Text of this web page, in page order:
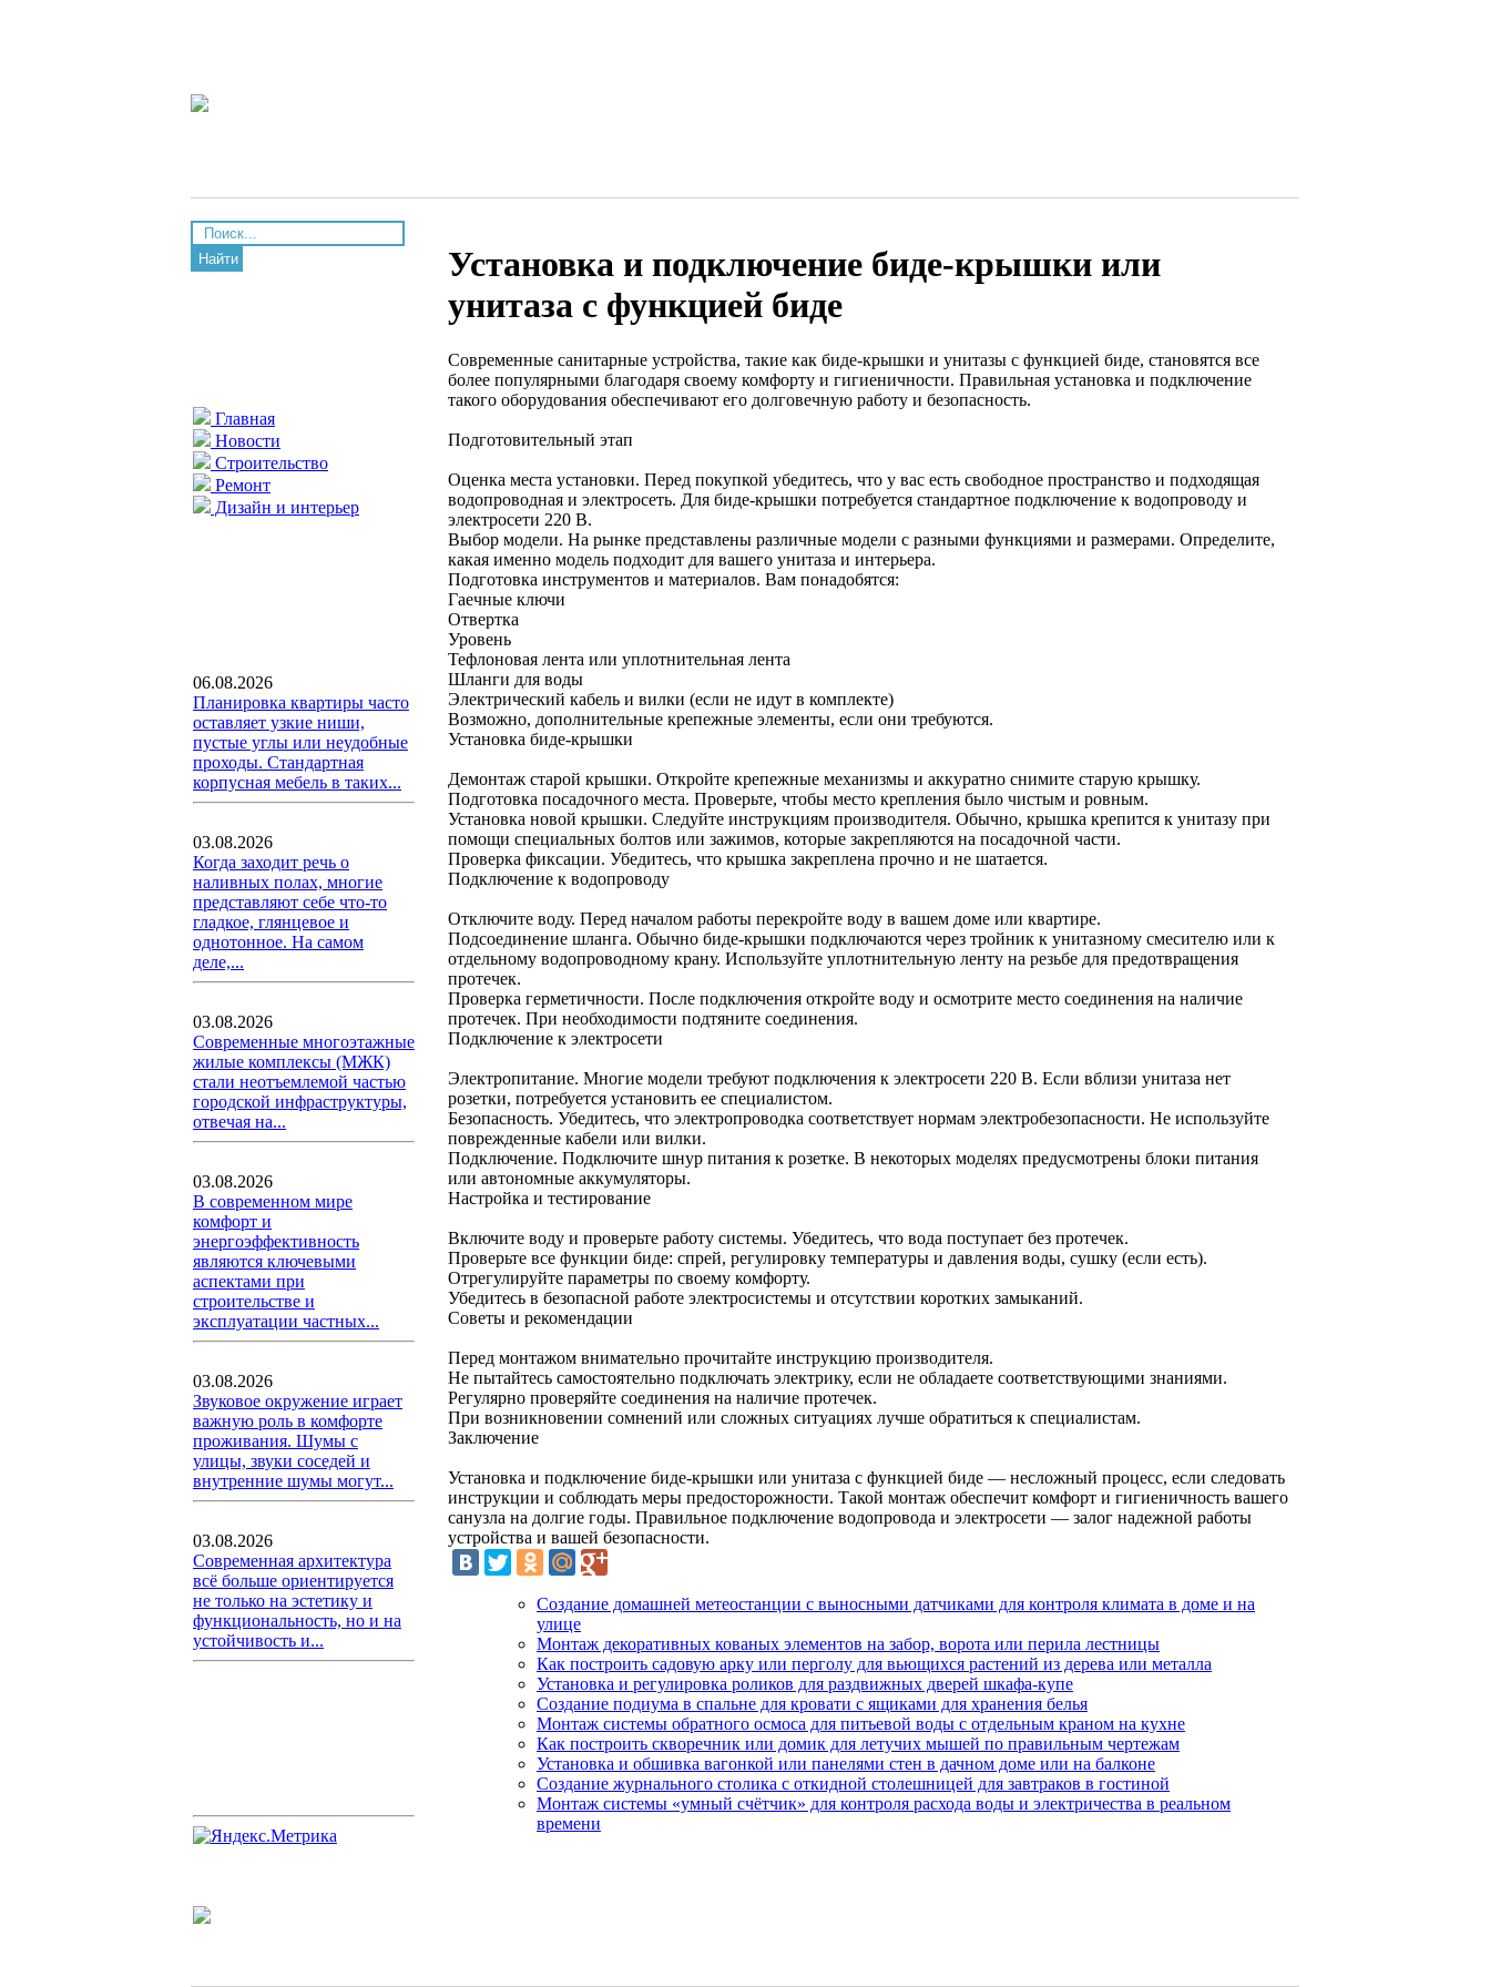
Найти
Главная
Новости
Строительство
Ремонт
Дизайн и интерьер
06.08.2026
Планировка квартиры часто
оставляет узкие ниши,
пустые углы или неудобные
проходы. Стандартная
корпусная мебель в таких...
03.08.2026
Когда заходит речь о
наливных полах, многие
представляют себе что-то
гладкое, глянцевое и
однотонное. На самом
деле,...
03.08.2026
Современные многоэтажные
жилые комплексы (МЖК)
стали неотъемлемой частью
городской инфраструктуры,
отвечая на...
03.08.2026
В современном мире
комфорт и
энергоэффективность
являются ключевыми
аспектами при
строительстве и
эксплуатации частных...
03.08.2026
Звуковое окружение играет
важную роль в комфорте
проживания. Шумы с
улицы, звуки соседей и
внутренние шумы могут...
03.08.2026
Современная архитектура
всё больше ориентируется
не только на эстетику и
функциональность, но и на
устойчивость и...
Установка и подключение биде-крышки или
унитаза с функцией биде
Современные санитарные устройства, такие как биде-крышки и унитазы с функцией биде, становятся все
более популярными благодаря своему комфорту и гигиеничности. Правильная установка и подключение
такого оборудования обеспечивают его долговечную работу и безопасность.
Подготовительный этап
Оценка места установки. Перед покупкой убедитесь, что у вас есть свободное пространство и подходящая
водопроводная и электросеть. Для биде-крышки потребуется стандартное подключение к водопроводу и
электросети 220 В.
Выбор модели. На рынке представлены различные модели с разными функциями и размерами. Определите,
какая именно модель подходит для вашего унитаза и интерьера.
Подготовка инструментов и материалов. Вам понадобятся:
Гаечные ключи
Отвертка
Уровень
Тефлоновая лента или уплотнительная лента
Шланги для воды
Электрический кабель и вилки (если не идут в комплекте)
Возможно, дополнительные крепежные элементы, если они требуются.
Установка биде-крышки
Демонтаж старой крышки. Откройте крепежные механизмы и аккуратно снимите старую крышку.
Подготовка посадочного места. Проверьте, чтобы место крепления было чистым и ровным.
Установка новой крышки. Следуйте инструкциям производителя. Обычно, крышка крепится к унитазу при
помощи специальных болтов или зажимов, которые закрепляются на посадочной части.
Проверка фиксации. Убедитесь, что крышка закреплена прочно и не шатается.
Подключение к водопроводу
Отключите воду. Перед началом работы перекройте воду в вашем доме или квартире.
Подсоединение шланга. Обычно биде-крышки подключаются через тройник к унитазному смесителю или к
отдельному водопроводному крану. Используйте уплотнительную ленту на резьбе для предотвращения
протечек.
Проверка герметичности. После подключения откройте воду и осмотрите место соединения на наличие
протечек. При необходимости подтяните соединения.
Подключение к электросети
Электропитание. Многие модели требуют подключения к электросети 220 В. Если вблизи унитаза нет
розетки, потребуется установить ее специалистом.
Безопасность. Убедитесь, что электропроводка соответствует нормам электробезопасности. Не используйте
поврежденные кабели или вилки.
Подключение. Подключите шнур питания к розетке. В некоторых моделях предусмотрены блоки питания
или автономные аккумуляторы.
Настройка и тестирование
Включите воду и проверьте работу системы. Убедитесь, что вода поступает без протечек.
Проверьте все функции биде: спрей, регулировку температуры и давления воды, сушку (если есть).
Отрегулируйте параметры по своему комфорту.
Убедитесь в безопасной работе электросистемы и отсутствии коротких замыканий.
Советы и рекомендации
Перед монтажом внимательно прочитайте инструкцию производителя.
Не пытайтесь самостоятельно подключать электрику, если не обладаете соответствующими знаниями.
Регулярно проверяйте соединения на наличие протечек.
При возникновении сомнений или сложных ситуациях лучше обратиться к специалистам.
Заключение
Установка и подключение биде-крышки или унитаза с функцией биде — несложный процесс, если следовать
инструкции и соблюдать меры предосторожности. Такой монтаж обеспечит комфорт и гигиеничность вашего
санузла на долгие годы. Правильное подключение водопровода и электросети — залог надежной работы
устройства и вашей безопасности.
Создание домашней метеостанции с выносными датчиками для контроля климата в доме и на
улице
Монтаж декоративных кованых элементов на забор, ворота или перила лестницы
Как построить садовую арку или перголу для вьющихся растений из дерева или металла
Установка и регулировка роликов для раздвижных дверей шкафа-купе
Создание подиума в спальне для кровати с ящиками для хранения белья
Монтаж системы обратного осмоса для питьевой воды с отдельным краном на кухне
Как построить скворечник или домик для летучих мышей по правильным чертежам
Установка и обшивка вагонкой или панелями стен в дачном доме или на балконе
Создание журнального столика с откидной столешницей для завтраков в гостиной
Монтаж системы «умный счётчик» для контроля расхода воды и электричества в реальном
времени